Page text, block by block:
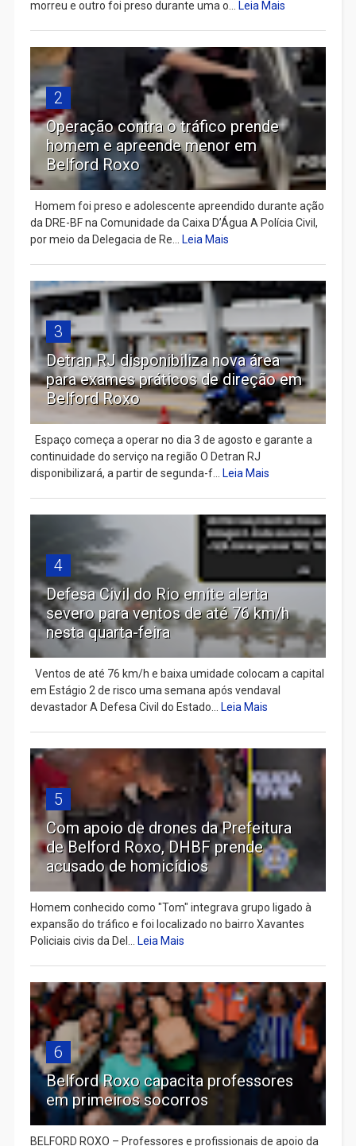
morreu e outro foi preso durante uma o...
Leia Mais
2
Operação contra o tráfico prende
homem e apreende menor em
Belford Roxo
Homem foi preso e adolescente apreendido durante ação
da DRE-BF na Comunidade da Caixa D’Água A Polícia Civil,
por meio da Delegacia de Re...
Leia Mais
3
Detran RJ disponibiliza nova área
para exames práticos de direção em
Belford Roxo
Espaço começa a operar no dia 3 de agosto e garante a
continuidade do serviço na região O Detran RJ
disponibilizará, a partir de segunda-f...
Leia Mais
4
Defesa Civil do Rio emite alerta
severo para ventos de até 76 km/h
nesta quarta-feira
Ventos de até 76 km/h e baixa umidade colocam a capital
em Estágio 2 de risco uma semana após vendaval
devastador A Defesa Civil do Estado...
Leia Mais
5
Com apoio de drones da Prefeitura
de Belford Roxo, DHBF prende
acusado de homicídios
Homem conhecido como "Tom" integrava grupo ligado à
expansão do tráfico e foi localizado no bairro Xavantes
Policiais civis da Del...
Leia Mais
6
Belford Roxo capacita professores
em primeiros socorros
BELFORD ROXO – Professores e profissionais de apoio da